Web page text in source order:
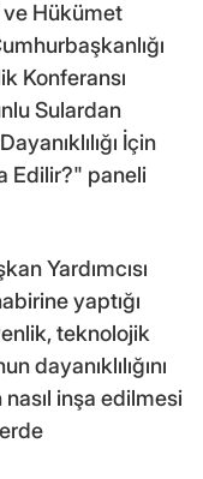
Hükümet
Konferansı
Sulardan
İçin
Edilir?" paneli
Yardımcısı
yaptığı
teknolojik
dayanıklılığını
inşa edilmesi